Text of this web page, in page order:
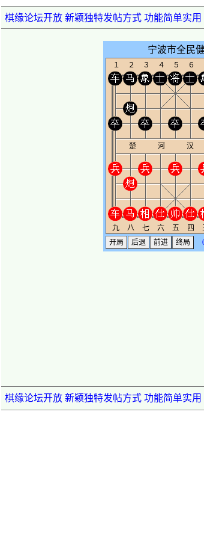
棋缘论坛开放 新颖独特发帖方式 功能简单实
棋缘论坛开放 新颖独特发帖方式 功能简单实